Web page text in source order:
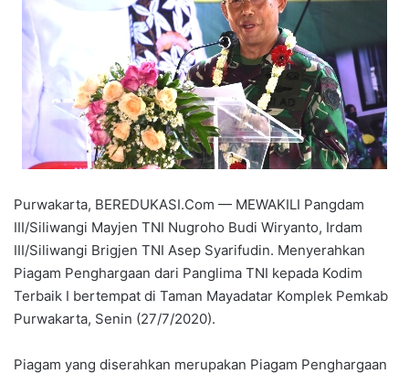
Purwakarta, BEREDUKASI.Com — MEWAKILI Pangdam
III/Siliwangi Mayjen TNI Nugroho Budi Wiryanto, Irdam
III/Siliwangi Brigjen TNI Asep Syarifudin. Menyerahkan
Piagam Penghargaan dari Panglima TNI kepada Kodim
Terbaik I bertempat di Taman Mayadatar Komplek Pemkab
Purwakarta, Senin (27/7/2020).
Piagam yang diserahkan merupakan Piagam Penghargaan